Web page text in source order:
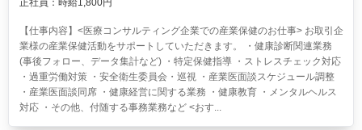
正社員：時給1,800円
【仕事内容】<医療コンサルティング企業での産業保健のお仕事> お取引企
業様の産業保健活動をサポートしていただきます。 ・健康診断関連業務
(事後フォロー、データ集計など) ・特定保健指導 ・ストレスチェック対応
・過重労働対策 ・安全衛生委員会・巡視 ・産業医面談スケジュール調整
・産業医面談同席 ・健康経営に関する業務 ・健康教育 ・メンタルヘルス
対応 ・その他、付随する事務業務など <おす...